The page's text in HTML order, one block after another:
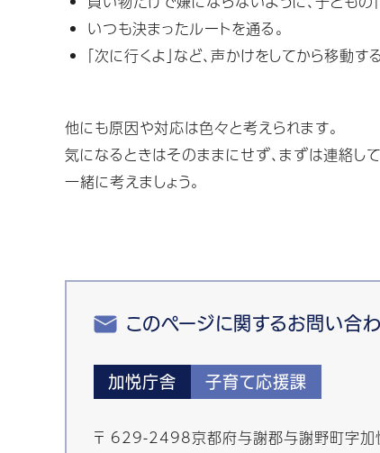
いつも決まったルートを通る。
「次に行くよ」など、声かけをしてから移動する
他にも原因や対応は色々と考えられます。
気になるときはそのままにせず、まずは連絡して
一緒に考えましょう。
このページに関するお問い合
加悦庁舎 子育て応援課
〒 629-2498京都府与謝郡与謝野町字